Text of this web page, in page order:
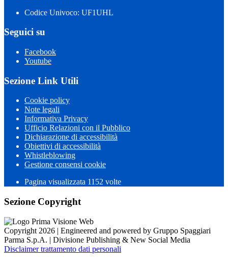
Codice Univoco: UF1UHL
Seguici su
Facebook
Youtube
Sezione Link Utili
Cookie policy
Note legali
Informativa Privacy
Ufficio Relazioni con il Pubblico
Dichiarazione di accessibilità
Obiettivi di accessibilità
Whistleblowing
Gestione consensi cookie
Pagina visualizzata 1152 volte
Sezione Copyright
Copyright 2026 | Engineered and powered by Gruppo Spaggiari
Parma S.p.A. | Divisione Publishing & New Social Media
Disclaimer trattamento dati personali